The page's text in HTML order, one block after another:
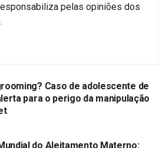
pelas opiniões dos
Caso de adolescente de
para o perigo da manipulação
do Aleitamento Materno: